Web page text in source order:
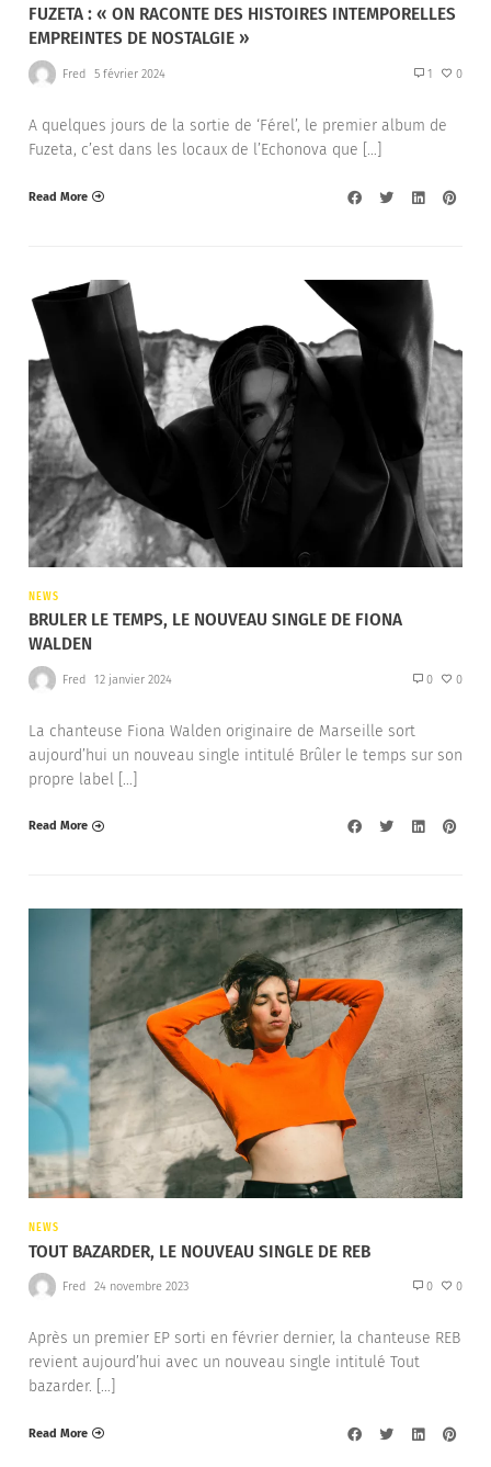
FUZETA : « ON RACONTE DES HISTOIRES INTEMPORELLES
EMPREINTES DE NOSTALGIE »
Fred 5 février 2024 1 0
A quelques jours de la sortie de ‘Férel’, le premier album de
Fuzeta, c’est dans les locaux de l’Echonova que […]
Read More
NEWS
BRULER LE TEMPS, LE NOUVEAU SINGLE DE FIONA
WALDEN
Fred 12 janvier 2024 0 0
La chanteuse Fiona Walden originaire de Marseille sort
aujourd’hui un nouveau single intitulé Brûler le temps sur son
propre label […]
Read More
NEWS
TOUT BAZARDER, LE NOUVEAU SINGLE DE REB
Fred 24 novembre 2023 0 0
Après un premier EP sorti en février dernier, la chanteuse REB
revient aujourd’hui avec un nouveau single intitulé Tout
bazarder. […]
Read More